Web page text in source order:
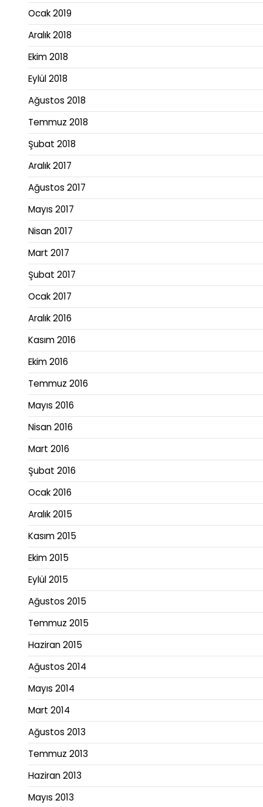
Ocak 2019
Aralık 2018
Ekim 2018
Eylül 2018
Ağustos 2018
Temmuz 2018
Şubat 2018
Aralık 2017
Ağustos 2017
Mayıs 2017
Nisan 2017
Mart 2017
Şubat 2017
Ocak 2017
Aralık 2016
Kasım 2016
Ekim 2016
Temmuz 2016
Mayıs 2016
Nisan 2016
Mart 2016
Şubat 2016
Ocak 2016
Aralık 2015
Kasım 2015
Ekim 2015
Eylül 2015
Ağustos 2015
Temmuz 2015
Haziran 2015
Ağustos 2014
Mayıs 2014
Mart 2014
Ağustos 2013
Temmuz 2013
Haziran 2013
Mayıs 2013